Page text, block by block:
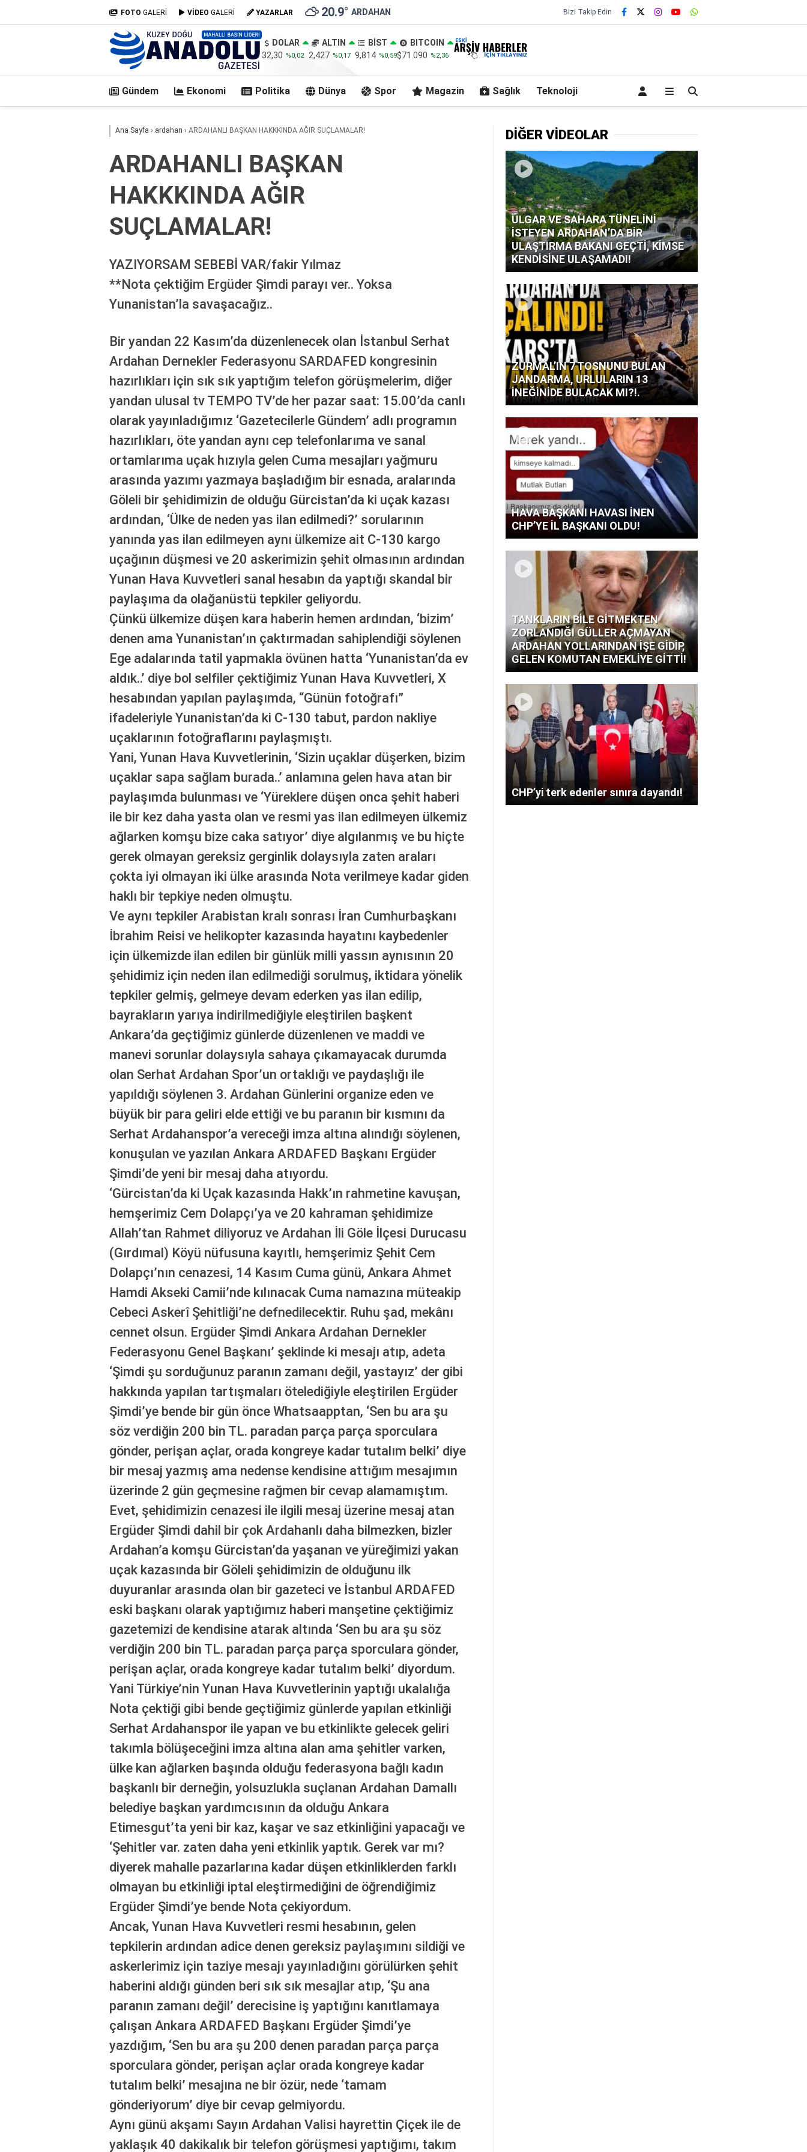
FOTO GALERİ VİDEO GALERİ YAZARLAR 20.9° ARDAHAN Bizi Takip Edin
DOLAR
32,30 %0,02
ALTIN
2,427 %0,17
BİST
9,814 %0,59
BITCOIN
$71.090 %2,36
Gündem Ekonomi Politika Dünya Spor Magazin Sağlık Teknoloji
Ana Sayfa › ardahan › ARDAHANLI BAŞKAN HAKKKINDA AĞIR SUÇLAMALAR!
ARDAHANLI BAŞKAN
HAKKKINDA AĞIR
SUÇLAMALAR!
YAZIYORSAM SEBEBİ VAR/fakir Yılmaz
**Nota çektiğim Ergüder Şimdi parayı ver.. Yoksa
Yunanistan’la savaşacağız..
Bir yandan 22 Kasım’da düzenlenecek olan İstanbul Serhat
Ardahan Dernekler Federasyonu SARDAFED kongresinin
hazırlıkları için sık sık yaptığım telefon görüşmelerim, diğer
yandan ulusal tv TEMPO TV’de her pazar saat: 15.00’da canlı
olarak yayınladığımız ‘Gazetecilerle Gündem’ adlı programın
hazırlıkları, öte yandan aynı cep telefonlarıma ve sanal
ortamlarıma uçak hızıyla gelen Cuma mesajları yağmuru
arasında yazımı yazmaya başladığım bir esnada, aralarında
Göleli bir şehidimizin de olduğu Gürcistan’da ki uçak kazası
ardından, ‘Ülke de neden yas ilan edilmedi?’ sorularının
yanında yas ilan edilmeyen aynı ülkemize ait C-130 kargo
uçağının düşmesi ve 20 askerimizin şehit olmasının ardından
Yunan Hava Kuvvetleri sanal hesabın da yaptığı skandal bir
paylaşıma da olağanüstü tepkiler geliyordu.
Çünkü ülkemize düşen kara haberin hemen ardından, ‘bizim’
denen ama Yunanistan’ın çaktırmadan sahiplendiği söylenen
Ege adalarında tatil yapmakla övünen hatta ‘Yunanistan’da ev
aldık..’ diye bol selfiler çektiğimiz Yunan Hava Kuvvetleri, X
hesabından yapılan paylaşımda, “Günün fotoğrafı”
ifadeleriyle Yunanistan’da ki C-130 tabut, pardon nakliye
uçaklarının fotoğraflarını paylaşmıştı.
Yani, Yunan Hava Kuvvetlerinin, ‘Sizin uçaklar düşerken, bizim
uçaklar sapa sağlam burada..’ anlamına gelen hava atan bir
paylaşımda bulunması ve ‘Yüreklere düşen onca şehit haberi
ile bir kez daha yasta olan ve resmi yas ilan edilmeyen ülkemiz
ağlarken komşu bize caka satıyor’ diye algılanmış ve bu hiçte
gerek olmayan gereksiz gerginlik dolaysıyla zaten araları
çokta iyi olmayan iki ülke arasında Nota verilmeye kadar giden
haklı bir tepkiye neden olmuştu.
Ve aynı tepkiler Arabistan kralı sonrası İran Cumhurbaşkanı
İbrahim Reisi ve helikopter kazasında hayatını kaybedenler
için ülkemizde ilan edilen bir günlük milli yassın aynısının 20
şehidimiz için neden ilan edilmediği sorulmuş, iktidara yönelik
tepkiler gelmiş, gelmeye devam ederken yas ilan edilip,
bayrakların yarıya indirilmediğiyle eleştirilen başkent
Ankara’da geçtiğimiz günlerde düzenlenen ve maddi ve
manevi sorunlar dolaysıyla sahaya çıkamayacak durumda
olan Serhat Ardahan Spor’un ortaklığı ve paydaşlığı ile
yapıldığı söylenen 3. Ardahan Günlerini organize eden ve
büyük bir para geliri elde ettiği ve bu paranın bir kısmını da
Serhat Ardahanspor’a vereceği imza altına alındığı söylenen,
konuşulan ve yazılan Ankara ARDAFED Başkanı Ergüder
Şimdi’de yeni bir mesaj daha atıyordu.
‘Gürcistan’da ki Uçak kazasında Hakk’ın rahmetine kavuşan,
hemşerimiz Cem Dolapçı’ya ve 20 kahraman şehidimize
Allah’tan Rahmet diliyoruz ve Ardahan İli Göle İlçesi Durucasu
(Gırdımal) Köyü nüfusuna kayıtlı, hemşerimiz Şehit Cem
Dolapçı’nın cenazesi, 14 Kasım Cuma günü, Ankara Ahmet
Hamdi Akseki Camii’nde kılınacak Cuma namazına müteakip
Cebeci Askerî Şehitliği’ne defnedilecektir. Ruhu şad, mekânı
cennet olsun. Ergüder Şimdi Ankara Ardahan Dernekler
Federasyonu Genel Başkanı’ şeklinde ki mesajı atıp, adeta
‘Şimdi şu sorduğunuz paranın zamanı değil, yastayız’ der gibi
hakkında yapılan tartışmaları ötelediğiyle eleştirilen Ergüder
Şimdi’ye bende bir gün önce Whatsaapptan, ‘Sen bu ara şu
söz verdiğin 200 bin TL. paradan parça parça sporculara
gönder, perişan açlar, orada kongreye kadar tutalım belki’ diye
bir mesaj yazmış ama nedense kendisine attığım mesajımın
üzerinde 2 gün geçmesine rağmen bir cevap alamamıştım.
Evet, şehidimizin cenazesi ile ilgili mesaj üzerine mesaj atan
Ergüder Şimdi dahil bir çok Ardahanlı daha bilmezken, bizler
Ardahan’a komşu Gürcistan’da yaşanan ve yüreğimizi yakan
uçak kazasında bir Göleli şehidimizin de olduğunu ilk
duyuranlar arasında olan bir gazeteci ve İstanbul ARDAFED
eski başkanı olarak yaptığımız haberi manşetine çektiğimiz
gazetemizi de kendisine atarak altında ‘Sen bu ara şu söz
verdiğin 200 bin TL. paradan parça parça sporculara gönder,
perişan açlar, orada kongreye kadar tutalım belki’ diyordum.
Yani Türkiye’nin Yunan Hava Kuvvetlerinin yaptığı ukalalığa
Nota çektiği gibi bende geçtiğimiz günlerde yapılan etkinliği
Serhat Ardahanspor ile yapan ve bu etkinlikte gelecek geliri
takımla bölüşeceğini imza altına alan ama şehitler varken,
ülke kan ağlarken başında olduğu federasyona bağlı kadın
başkanlı bir derneğin, yolsuzlukla suçlanan Ardahan Damallı
belediye başkan yardımcısının da olduğu Ankara
Etimesgut’ta yeni bir kaz, kaşar ve saz etkinliğini yapacağı ve
‘Şehitler var. zaten daha yeni etkinlik yaptık. Gerek var mı?
diyerek mahalle pazarlarına kadar düşen etkinliklerden farklı
olmayan bu etkinliği iptal eleştirmediğini de öğrendiğimiz
Ergüder Şimdi’ye bende Nota çekiyordum.
Ancak, Yunan Hava Kuvvetleri resmi hesabının, gelen
tepkilerin ardından adice denen gereksiz paylaşımını sildiği ve
askerlerimiz için taziye mesajı yayınladığını görülürken şehit
haberini aldığı günden beri sık sık mesajlar atıp, ‘Şu ana
paranın zamanı değil’ derecisine iş yaptığını kanıtlamaya
çalışan Ankara ARDAFED Başkanı Ergüder Şimdi’ye
yazdığım, ‘Sen bu ara şu 200 denen paradan parça parça
sporculara gönder, perişan açlar orada kongreye kadar
tutalım belki’ mesajına ne bir özür, nede ‘tamam
gönderiyorum’ diye bir cevap gelmiyordu.
Aynı günü akşamı Sayın Ardahan Valisi hayrettin Çiçek ile de
yaklaşık 40 dakikalık bir telefon görüşmesi yaptığımı, takım
DİĞER VİDEOLAR
ULGAR VE SAHARA TÜNELİNİ
İSTEYEN ARDAHAN’DA BİR
ULAŞTIRMA BAKANI GEÇTİ, KİMSE
KENDİSİNE ULAŞAMADI!
ZURMAL’IN 7 TOSNUNU BULAN
JANDARMA, URLULARIN 13
İNEĞİNİDE BULACAK MI?!.
HAVA BAŞKANI HAVASI İNEN
CHP’YE İL BAŞKANI OLDU!
TANKLARIN BİLE GİTMEKTEN
ZORLANDIĞI GÜLLER AÇMAYAN
ARDAHAN YOLLARINDAN İŞE GİDİP,
GELEN KOMUTAN EMEKLİYE GİTTİ!
CHP’yi terk edenler sınıra dayandı!